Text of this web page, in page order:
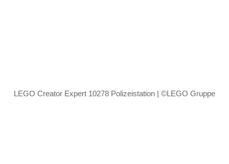
LEGO Creator Expert 10278 Polizeistation | ©LEGO Gruppe